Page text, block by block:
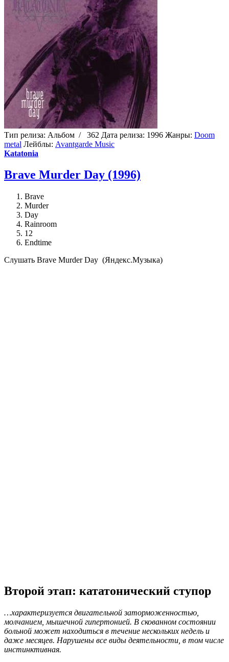
Тип релиза: Альбом / 362 Дата релиза: 1996 Жанры: Doom
metal Лейблы: Avantgarde Music
Katatonia
Brave Murder Day (1996)
Brave
Murder
Day
Rainroom
12
Endtime
Cлушать Brave Murder Day (Яндекс.Музыка)
Второй этап: кататонический ступор
…характеризуется двигательной заторможенностью,
молчанием, мышечной гипертонией. В скованном состоянии
больной может находиться в течение нескольких недель и
даже месяцев. Нарушены все виды деятельности, в том числе
инстинктивная.